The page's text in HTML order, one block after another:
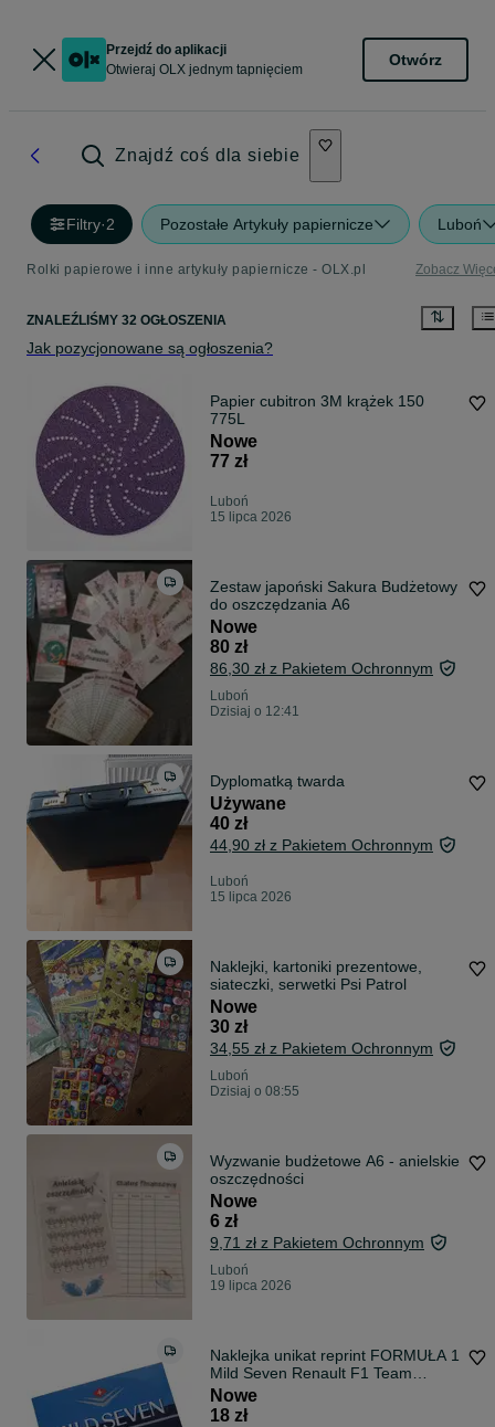
Przejdź do aplikacji
Otwieraj OLX jednym tapnięciem
Otwórz
Znajdź coś dla siebie
Filtry·2 Pozostałe Artykuły papiernicze Luboń
Rolki papierowe i inne artykuły papiernicze - OLX.pl Zobacz
ZNALEŹLIŚMY 32 OGŁOSZENIA
Jak pozycjonowane są ogłoszenia?
Papier cubitron 3M krążek 150
775L
Nowe
77 zł
Luboń
15 lipca 2026
Zestaw japoński Sakura Budżetowy
do oszczędzania A6
Nowe
80 zł
86,30 zł z Pakietem Ochronnym
Luboń
Dzisiaj o 12:41
Dyplomatką twarda
Używane
40 zł
44,90 zł z Pakietem Ochronnym
Luboń
15 lipca 2026
Naklejki, kartoniki prezentowe,
siateczki, serwetki Psi Patrol
Nowe
30 zł
34,55 zł z Pakietem Ochronnym
Luboń
Dzisiaj o 08:55
Wyzwanie budżetowe A6 - anielskie
oszczędności
Nowe
6 zł
9,71 zł z Pakietem Ochronnym
Luboń
19 lipca 2026
Naklejka unikat reprint FORMUŁA 1
Mild Seven Renault F1 Team
sticker
Nowe
18 zł